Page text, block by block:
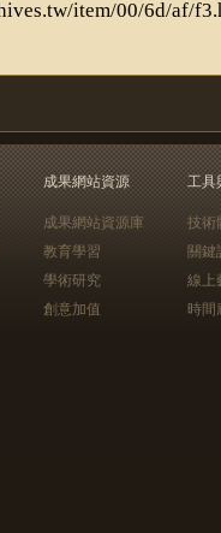
成果網站資源
成果網站資源庫
教育學習
學術研究
創意加值
工具
技術
關鍵
線上
時間